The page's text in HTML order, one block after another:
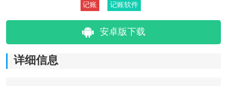
记账 记账软件
安卓版下载
详细信息